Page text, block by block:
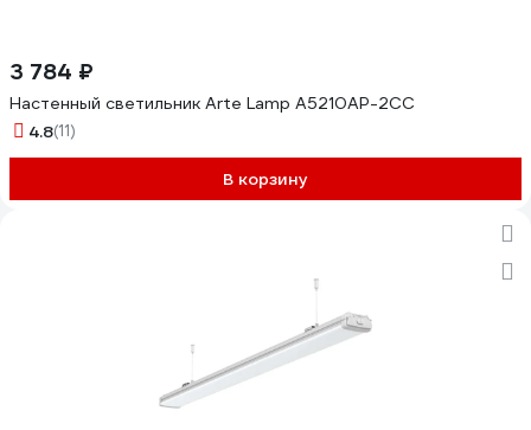
3 784 ₽
Настенный светильник Arte Lamp A5210AP-2CC
4.8(11)
В корзину